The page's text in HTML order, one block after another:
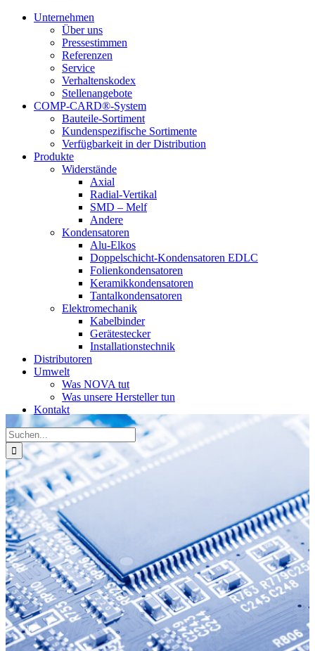
Unternehmen
Über uns
Pressestimmen
Referenzen
Service
Verhaltenskodex
Stellenangebote
COMP-CARD®-System
Bauteile-Sortiment
Kundenspezifische Sortimente
Verfügbarkeit in der Distribution
Produkte
Widerstände
Axial
Radial-Vertikal
SMD – Melf
Andere
Kondensatoren
Alu-Elkos
Doppelschicht-Kondensatoren EDLC
Folienkondensatoren
Keramikkondensatoren
Tantalkondensatoren
Elektromechanik
Kabelbinder
Gerätestecker
Installationstechnik
Distributoren
Umwelt
Was NOVA tut
Was unsere Hersteller tun
Kontakt
Suche
nach: